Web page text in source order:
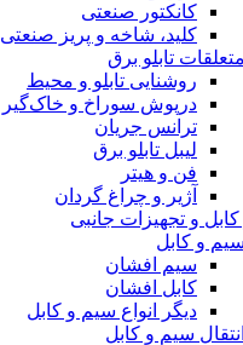
کانکتور صنعتی
کلید، شاخه و پریز صنعتی
متعلقات تابلو برق
روشنایی تابلو و محیط
درپوش سوراخ و خاک‌گیر
ترانس جریان
لیبل تابلو برق
فن و هیتر
آژیر و چراغ گردان
و تجهیزات جانبی
سیم و کابل
سیم افشان
کابل افشان
دیگر انواع سیم و کابل
انتقال سیم و کابل